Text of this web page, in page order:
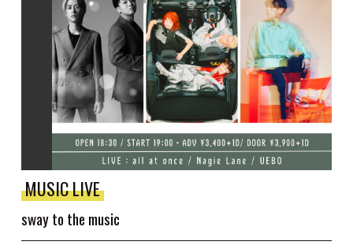
MUSIC LIVE
sway to the music